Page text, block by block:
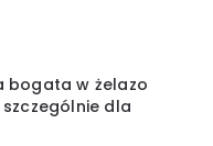
bogata w żelazo
dla